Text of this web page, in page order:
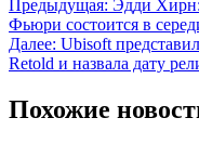
Предыдущая: Эдди
Фьюри состоится в
Далее: Ubisoft
Retold и назвала дату
Похожие